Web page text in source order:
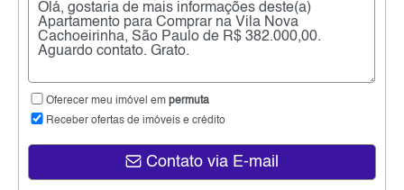
Oferecer meu imóvel em permuta
Receber ofertas de imóveis e crédito
Contato via E-mail